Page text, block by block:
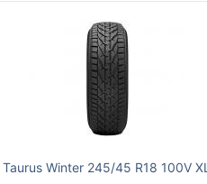
Taurus Winter 245/45 R18 100V XL